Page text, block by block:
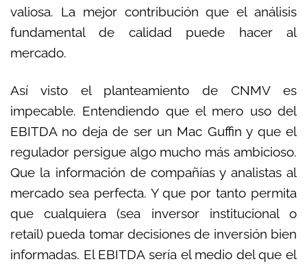
valiosa. La mejor contribución que el análisis
fundamental de calidad puede hacer al
mercado.
Así visto el planteamiento de CNMV es
impecable. Entendiendo que el mero uso del
EBITDA no deja de ser un Mac Guffin y que el
regulador persigue algo mucho más ambicioso.
Que la información de compañías y analistas al
mercado sea perfecta. Y que por tanto permita
que cualquiera (sea inversor institucional o
retail) pueda tomar decisiones de inversión bien
informadas. El EBITDA sería el medio del que el